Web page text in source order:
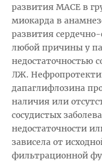
развития МАСЕ в
миокарда в
развития
любой причины у
недостаточностью
ЛЖ.
дапаглифлозина
наличия или
сосудистых
недостаточности
зависела от
фильтрационной